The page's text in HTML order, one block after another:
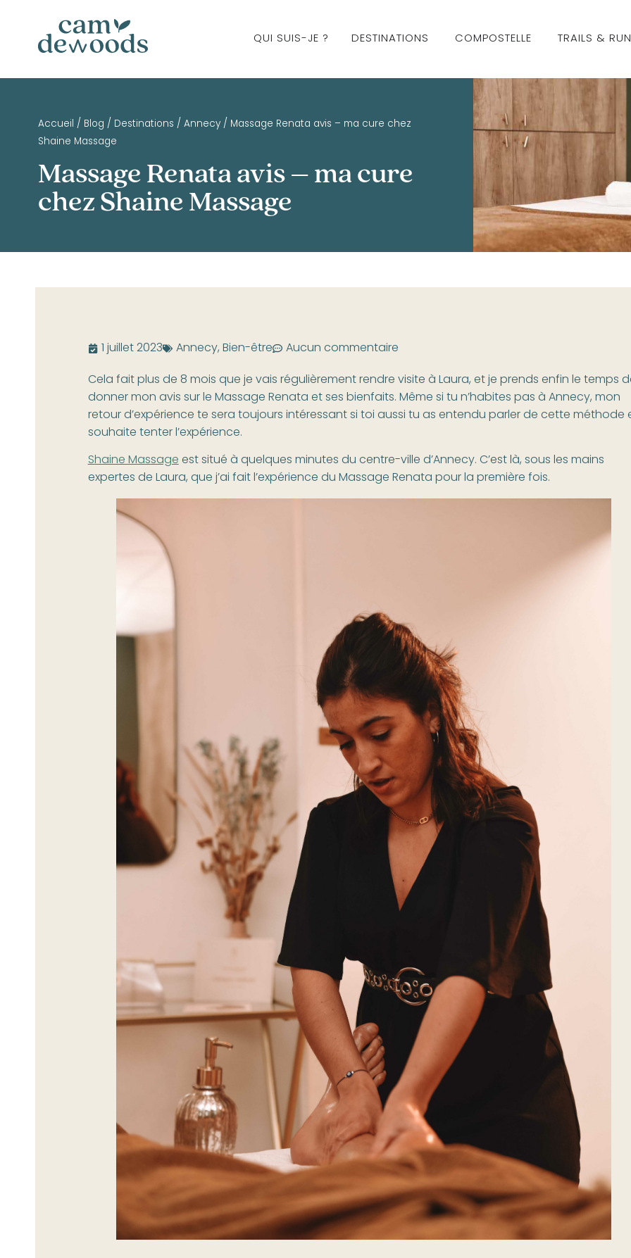
QUI SUIS-JE ? DESTINATIONS COMPOSTELLE TRAILS & RUN
Accueil / Blog / Destinations / Annecy/ Massage Renata avis – ma cure chez
Shaine Massage
Massage Renata avis – ma cure
chez Shaine Massage
1 juillet 2023 Annecy,Bien-être
Aucun commentaire
Cela fait plus de 8 mois que je vais régulièrement rendre visite à Laura, et je prends enfin le temps
donner mon avis sur le Massage Renata et ses bienfaits. Même si tu n’habites pas à Annecy, mon
retour d’expérience te sera toujours intéressant si toi aussi tu as entendu parler de cette méthode
souhaite tenter l’expérience.
Shaine Massageest situé à quelques minutes du centre-ville d’Annecy. C’est là, sous les mains
expertes de Laura, que j’ai fait l’expérience du Massage Renata pour la première fois.